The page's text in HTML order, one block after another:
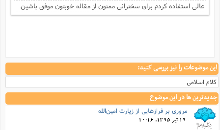
عالی استفاده کردم برای سخنرانی ممنون از مقاله خوبتون موفق باشین
این موضوعات را نیز بررسی کنید:
کلام اسلامی
جدیدترین ها در این موضوع
مروری بر فرازهایی از زیارت امین‌الله
19 تیر 1395, 10:16